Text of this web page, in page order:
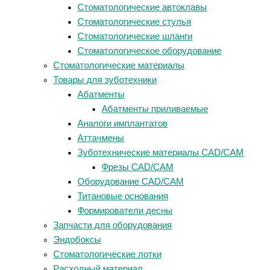
Стоматологические автоклавы
Стоматологические стулья
Стоматологические шланги
Стоматологическое оборудование
Стоматологические материалы
Товары для зуботехники
Абатменты
Абатменты приливаемые
Аналоги имплантатов
Аттачмены
Зуботехнические материалы CAD/CAM
Фрезы CAD/CAM
Оборудование CAD/CAM
Титановые основания
Формирователи десны
Запчасти для оборудования
Эндобоксы
Стоматологические лотки